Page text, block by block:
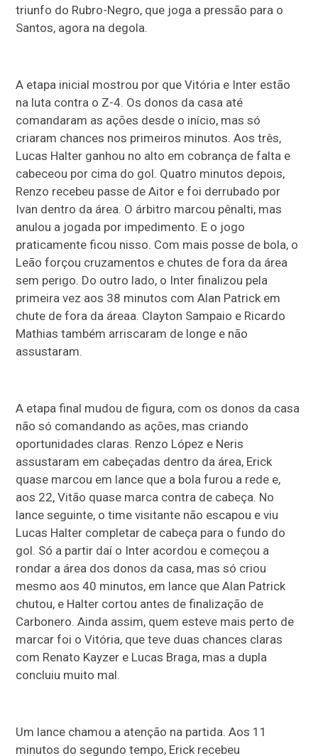
triunfo do Rubro-Negro, que joga a pressão para o
Santos, agora na degola.
A etapa inicial mostrou por que Vitória e Inter estão
na luta contra o Z-4. Os donos da casa até
comandaram as ações desde o início, mas só
criaram chances nos primeiros minutos. Aos três,
Lucas Halter ganhou no alto em cobrança de falta e
cabeceou por cima do gol. Quatro minutos depois,
Renzo recebeu passe de Aitor e foi derrubado por
Ivan dentro da área. O árbitro marcou pênalti, mas
anulou a jogada por impedimento. E o jogo
praticamente ficou nisso. Com mais posse de bola, o
Leão forçou cruzamentos e chutes de fora da área
sem perigo. Do outro lado, o Inter finalizou pela
primeira vez aos 38 minutos com Alan Patrick em
chute de fora da áreaa. Clayton Sampaio e Ricardo
Mathias também arriscaram de longe e não
assustaram.
A etapa final mudou de figura, com os donos da casa
não só comandando as ações, mas criando
oportunidades claras. Renzo López e Neris
assustaram em cabeçadas dentro da área, Erick
quase marcou em lance que a bola furou a rede e,
aos 22, Vitão quase marca contra de cabeça. No
lance seguinte, o time visitante não escapou e viu
Lucas Halter completar de cabeça para o fundo do
gol. Só a partir daí o Inter acordou e começou a
rondar a área dos donos da casa, mas só criou
mesmo aos 40 minutos, em lance que Alan Patrick
chutou, e Halter cortou antes de finalização de
Carbonero. Ainda assim, quem esteve mais perto de
marcar foi o Vitória, que teve duas chances claras
com Renato Kayzer e Lucas Braga, mas a dupla
concluiu muito mal.
Um lance chamou a atenção na partida. Aos 11
minutos do segundo tempo, Erick recebeu